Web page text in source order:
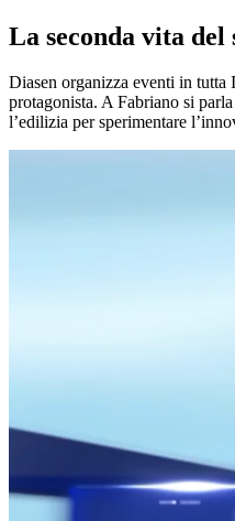
La seconda vita del
Diasen organizza eventi in
protagonista. A Fabriano si
l’edilizia per sperimentare